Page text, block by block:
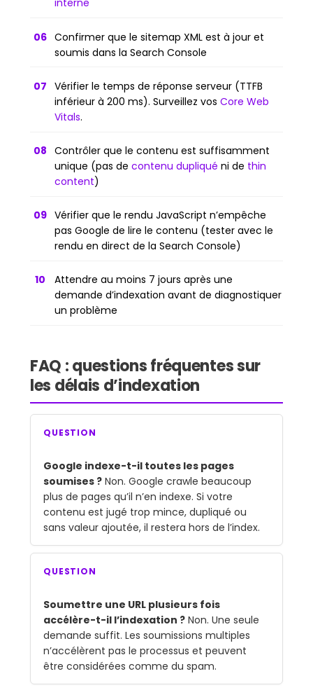
interne
Confirmer que le sitemap XML est à jour et
soumis dans la Search Console
Vérifier le temps de réponse serveur (TTFB
inférieur à 200 ms). Surveillez vos Core Web
Vitals.
Contrôler que le contenu est suffisamment
unique (pas de contenu dupliqué ni de thin
content)
Vérifier que le rendu JavaScript n’empêche
pas Google de lire le contenu (tester avec le
rendu en direct de la Search Console)
Attendre au moins 7 jours après une
demande d’indexation avant de diagnostiquer
un problème
FAQ : questions fréquentes sur
les délais d’indexation
QUESTION
Google indexe-t-il toutes les pages
soumises ? Non. Google crawle beaucoup
plus de pages qu’il n’en indexe. Si votre
contenu est jugé trop mince, dupliqué ou
sans valeur ajoutée, il restera hors de l’index.
QUESTION
Soumettre une URL plusieurs fois
accélère-t-il l’indexation ? Non. Une seule
demande suffit. Les soumissions multiples
n’accélèrent pas le processus et peuvent
être considérées comme du spam.